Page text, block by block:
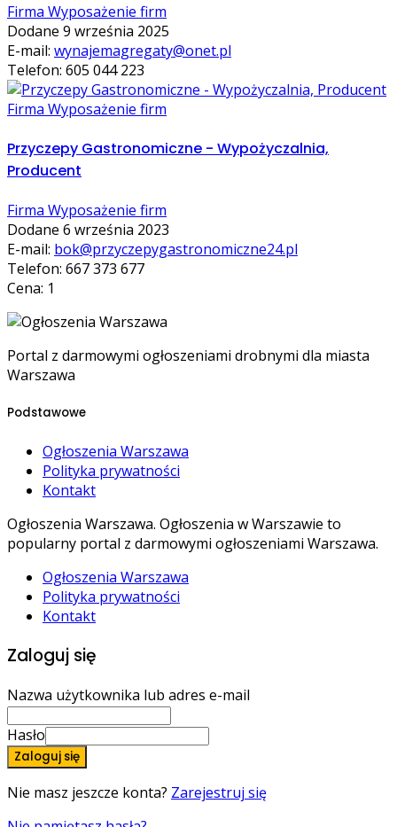
Firma Wyposażenie firm
Dodane 9 września 2025
E-mail: wynajemagregaty@onet.pl
Telefon: 605 044 223
Firma Wyposażenie firm
Przyczepy Gastronomiczne - Wypożyczalnia,
Producent
Firma Wyposażenie firm
Dodane 6 września 2023
E-mail: bok@przyczepygastronomiczne24.pl
Telefon: 667 373 677
Cena: 1
Portal z darmowymi ogłoszeniami drobnymi dla miasta
Warszawa
Podstawowe
Ogłoszenia Warszawa
Polityka prywatności
Kontakt
Ogłoszenia Warszawa. Ogłoszenia w Warszawie to
popularny portal z darmowymi ogłoszeniami Warszawa.
Ogłoszenia Warszawa
Polityka prywatności
Kontakt
Zaloguj się
Nazwa użytkownika lub adres e-mail
Hasło
Zaloguj się
Nie masz jeszcze konta? Zarejestruj się